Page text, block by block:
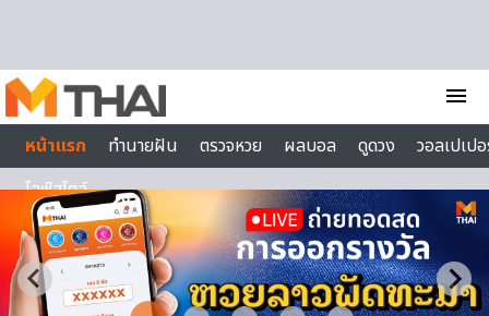
menu
หน้าแรก
ทำนายฝัน ตรวจหวย ผลบอล ดูดวง
วอลเปเป
ไลฟ์สไตล์